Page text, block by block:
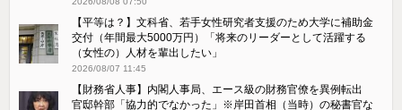
【平等は？】文科省、若手女性研究者支援のため大学に補助金
交付（年間最大5000万円）「将来のリーダーとして活躍する
（女性の）人材を輩出したい」
2026/08/07 11:45
【財務省人事】内閣人事局、エース級の財務官僚を異例転出
官邸幹部「協力的でなかった」※岸田首相（当時）の秘書官な